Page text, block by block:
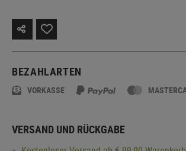
BEZAHLARTEN
VORKASSE
VERSAND UND RÜCKGABE